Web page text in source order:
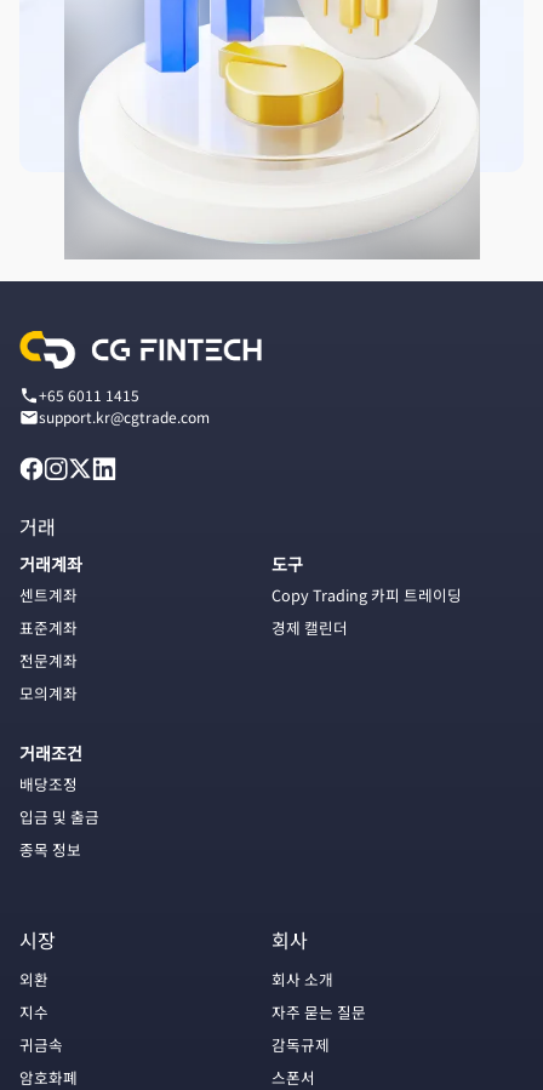
+65 6011 1415
support.kr@cgtrade.com
거래
거래계좌
센트계좌
표준계좌
전문계좌
모의계좌
거래조건
배당조정
입금 및 출금
종목 정보
도구
Copy Trading 카피 트레이딩
경제 캘린더
시장
외환
지수
귀금속
암호화폐
회사
회사 소개
자주 묻는 질문
감독규제
스폰서